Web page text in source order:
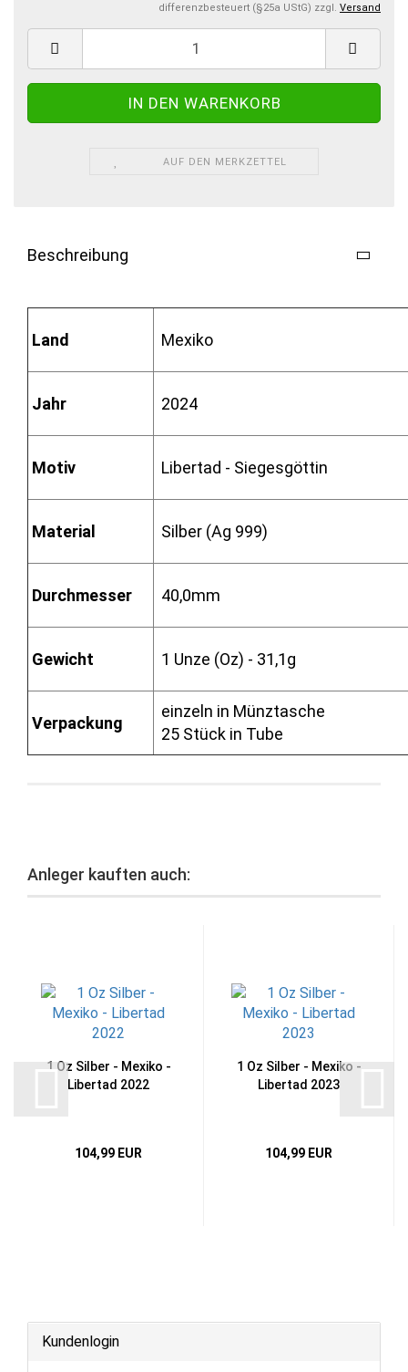
differenzbesteuert (§25a UStG) zzgl. Versand
AUF DEN MERKZETTEL
Beschreibung
Land Mexiko
Jahr 2024
Motiv Libertad - Siegesgöttin
Material Silber (Ag 999)
Durchmesser 40,0mm
Gewicht 1 Unze (Oz) - 31,1g
Verpackung
einzeln in Münztasche
25 Stück in Tube
Anleger kauften auch:
1 Oz Silber - Mexiko -
Libertad 2022
104,99 EUR
1 Oz Silber - Mexiko -
Libertad 2023
104,99 EUR
Kundenlogin